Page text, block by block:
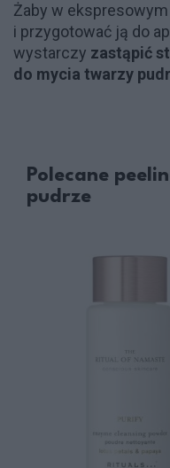
Żaby w
i przygotować ją do
wystarczy zastąpić
do mycia twarzy
Polecane
pudrze